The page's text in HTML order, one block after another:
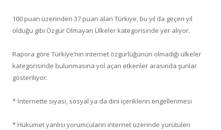
100 puan üzerinden 37 puan alan Türkiye, bu yıl da geçen yıl
olduğu gibi Özgür Olmayan Ülkeler kategorisinde yer alıyor.
Rapora göre Türkiye’nin internet özgürlüğünün olmadığı ülkeler
kategorisinde bulunmasına yol açan etkenler arasında şunlar
gösteriliyor:
* İnternette siyasi, sosyal ya da dini içeriklerin engellenmesi
* Hükümet yanlısı yorumcuların internet üzerinde yürütülen